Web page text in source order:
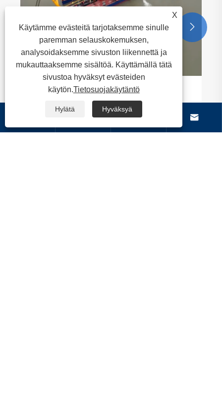
Miksi ruoppausalus on nykyaikaisen
vesitietekniikan selkäranka?
 
 
X
Käytämme evästeitä tarjotaksemme sinulle
paremman selauskokemuksen,
analysoidaksemme sivuston liikennettä ja
mukauttaaksemme sisältöä. Käyttämällä tätä
sivustoa hyväksyt evästeiden
käytön.Tietosuojakäytäntö
Hylätä Hyväksyä